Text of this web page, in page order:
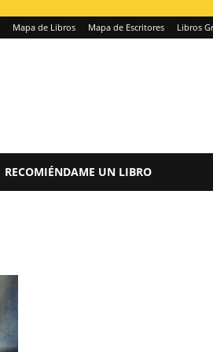
Mapa de Libros Mapa de Escritores Libros
RECOMIÉNDAME UN LIBRO